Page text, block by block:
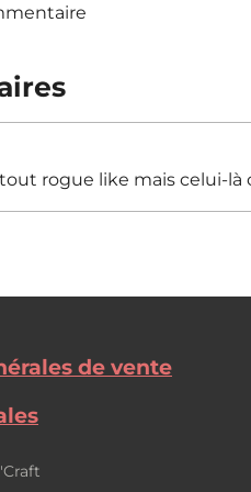
rogue like mais celui-
de vente